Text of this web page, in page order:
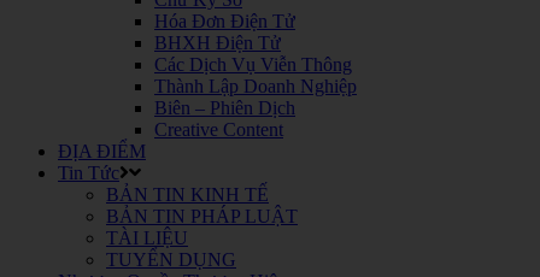
Hóa Đơn Điện Tử
BHXH Điện Tử
Các Dịch Vụ Viễn Thông
Thành Lập Doanh Nghiệp
Biên – Phiên Dịch
Creative Content
ĐỊA ĐIỂM
Tin Tức
BẢN TIN KINH TẾ
BẢN TIN PHÁP LUẬT
TÀI LIỆU
TUYỂN DỤNG